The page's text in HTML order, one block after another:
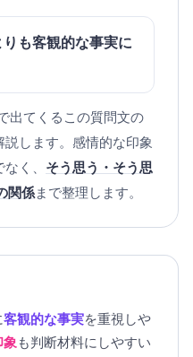
りも客観的な事実に
出てくるこの質問文の
します。感情的な印象
く、 そう思う・そう思
関係まで整理します。
客観的な事実を重視しや
象も判断材料にしやすい